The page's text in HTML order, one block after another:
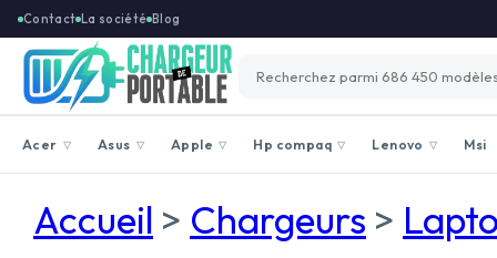
Contact La société Blog
Acer ▽ Asus ▽ Apple ▽ Hp compaq ▽ Lenovo ▽ Msi
Accueil > Chargeurs >